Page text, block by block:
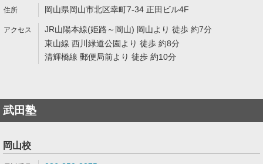
岡山県岡山市北区幸町7-34 正田ビル4F
JR山陽本線(姫路～岡山) 岡山より 徒歩 約7分
東山線 西川緑道公園より 徒歩 約8分
清輝橋線 郵便局前より 徒歩 約10分
武田塾
岡山校